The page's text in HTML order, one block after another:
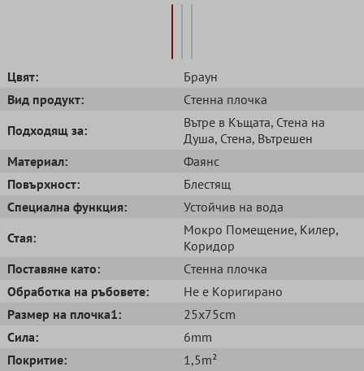
Цвят:
Браун
Вид продукт:
Cтенна плочка
Подходящ за:
Вътре в Къщата, Стена на
Душа, Стена, Вътрешен
Mатериал:
Фаянс
Повърхност:
Блестящ
Специална функция:
Устойчив на вода
Стая:
Мокро Помещение, Килер,
Коридор
Поставяне като:
Cтенна плочка
Обработка на ръбовете:
Не е Kоригирано
Размер на плочка1:
25x75cm
Сила:
6mm
Покритие:
1,5m²